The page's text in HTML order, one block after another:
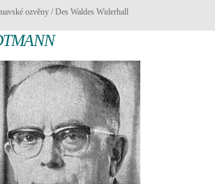
ozvěny / Des Waldes Widerhall